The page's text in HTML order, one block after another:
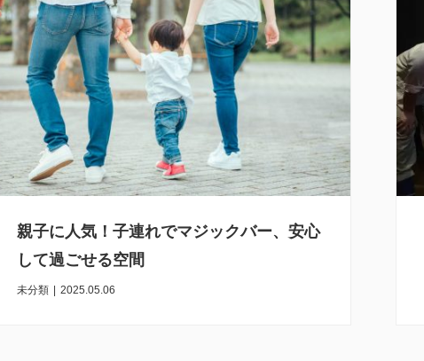
親子に人気！子連れでマジックバー、安心
して過ごせる空間
未分類 2025.05.06